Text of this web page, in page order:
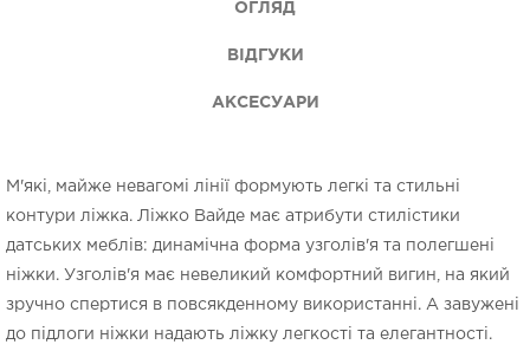
ОГЛЯД
ВІДГУКИ
АКСЕСУАРИ
М'які, майже невагомі лінії формують легкі та стильні
контури ліжка. Ліжко Вайде має атрибути стилістики
датських меблів: динамічна форма узголів'я та полегшені
ніжки. Узголів'я має невеликий комфортний вигин, на який
зручно спертися в повсякденному використанні. А завужені
до підлоги ніжки надають ліжку легкості та елегантності.